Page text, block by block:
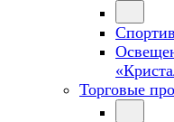
Торговые